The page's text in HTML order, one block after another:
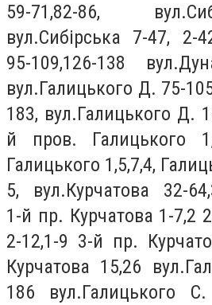
59-71,82-86,
вул.Сибiрська 7-47, 2-
95-109,126-138
вул.Галицького Д. 75-
183, вул.Галицького Д.
й пров. Галицького
Галицького 1,5,7,4,
5, вул.Курчатова 32-
1-й пр. Курчатова 1-7,2
2-12,1-9 3-й пр.
Курчатова 15,26
186 вул.Галицького С.